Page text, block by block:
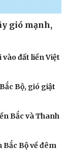
gió mạnh,
đất liền Việt
Bộ, gió giật
Bắc và Thanh
Bộ về đêm